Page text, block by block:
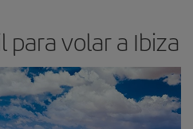
volar a Ibiza